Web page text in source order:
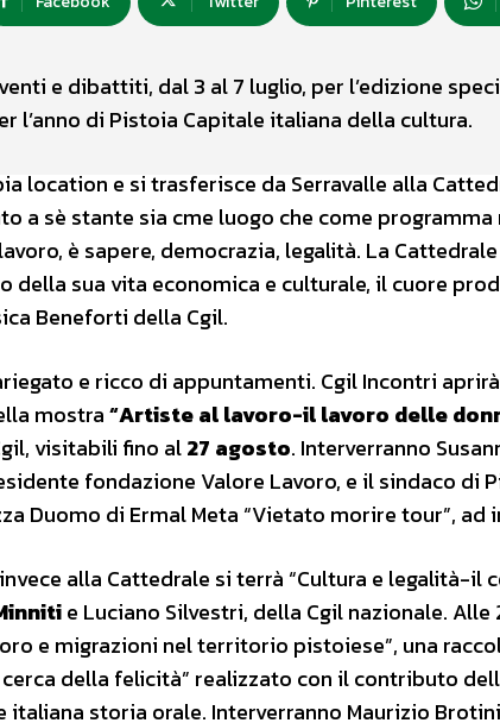
e dibattiti, dal 3 al 7 luglio, per l’edizione
l’anno di Pistoia Capitale italiana della cultura.
location e si trasferisce da Serravalle alla
a sè stante sia cme luogo che come
è sapere, democrazia, legalità. La
della sua vita economica e culturale, il cuore
Beneforti della Cgil.
e ricco di appuntamenti. Cgil Incontri
mostra“Artiste al lavoro-il lavoro delle
visitabili fino al27 agosto. Interverranno
fondazione Valore Lavoro, e il sindaco di
Duomo di Ermal Meta “Vietato morire tour”, ad
invece alla Cattedrale si terrà “Cultura e legalità-il
e Luciano Silvestri, della Cgil nazionale. Alle
e migrazioni nel territorio pistoiese”, una
della felicità” realizzato con il contributo
italiana storia orale. Interverranno Maurizio